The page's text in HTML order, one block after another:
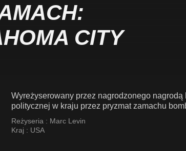
CITY
Wyreżyserowany przez nagrodzonego
politycznej w kraju przez pryzmat zamachu
Reżyseria : Marc Levin
Kraj : USA